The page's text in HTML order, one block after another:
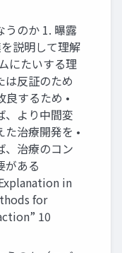
うのか 1. 曝露
説明して理解
にたいする理
は反証のため
良するため •
、より中間変
治療開発を •
、治療のコン
がある
in
for
10